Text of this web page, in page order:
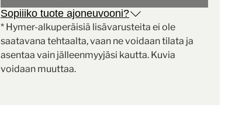
Sopiiiko tuote ajoneuvooni?
* Hymer-alkuperäisiä lisävarusteita ei ole
saatavana tehtaalta, vaan ne voidaan tilata ja
asentaa vain jälleenmyyjäsi kautta. Kuvia
voidaan muuttaa.